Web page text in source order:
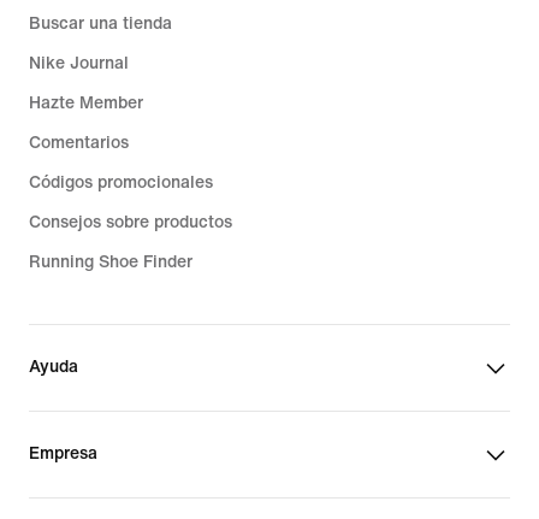
Buscar una tienda
Nike Journal
Hazte Member
Comentarios
Códigos promocionales
Consejos sobre productos
Running Shoe Finder
Ayuda
Empresa